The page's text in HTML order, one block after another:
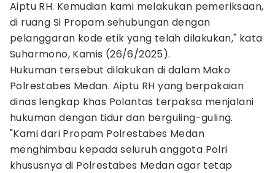
Aiptu RH. Kemudian kami melakukan pemeriksaan,
di ruang Si Propam sehubungan dengan
pelanggaran kode etik yang telah dilakukan," kata
Suharmono, Kamis (26/6/2025).
Hukuman tersebut dilakukan di dalam Mako
Polrestabes Medan. Aiptu RH yang berpakaian
dinas lengkap khas Polantas terpaksa menjalani
hukuman dengan tidur dan berguling-guling.
"Kami dari Propam Polrestabes Medan
menghimbau kepada seluruh anggota Polri
khususnya di Polrestabes Medan agar tetap